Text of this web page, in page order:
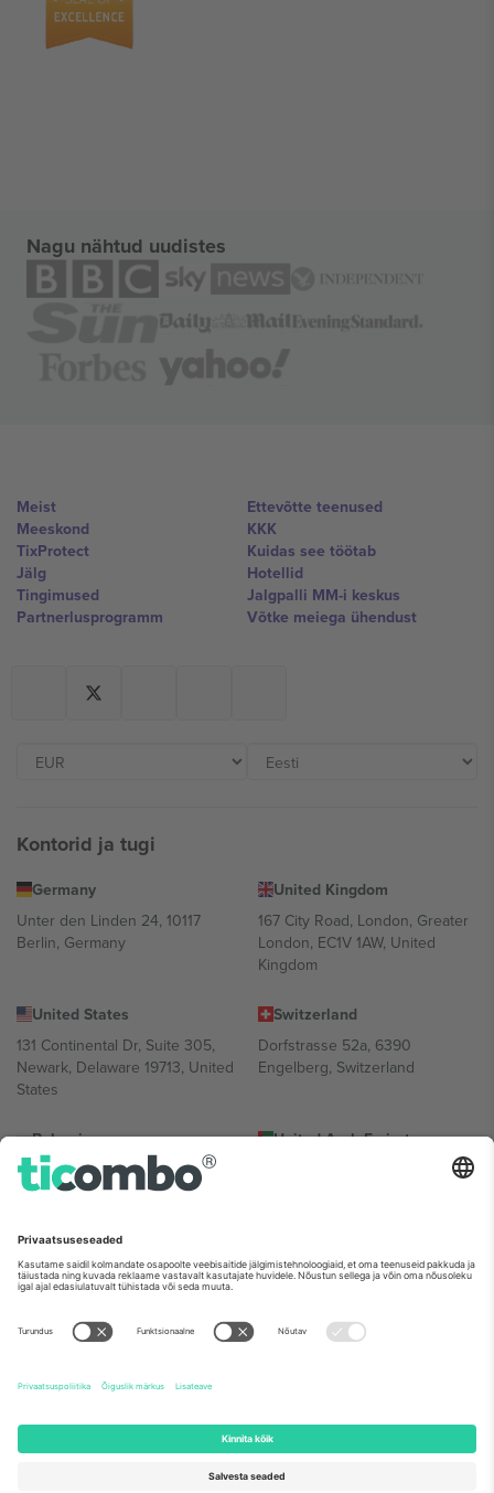
Nagu nähtud uudistes
Meist
Meeskond
TixProtect
Jälg
Tingimused
Partnerlusprogramm
Ettevõtte teenused
KKK
Kuidas see töötab
Hotellid
Jalgpalli MM-i keskus
Võtke meiega ühendust
Kontorid ja tugi
Germany
Unter den Linden 24, 10117
Berlin, Germany
United Kingdom
167 City Road, London, Greater
London, EC1V 1AW, United
Kingdom
United States
131 Continental Dr, Suite 305,
Newark, Delaware 19713, United
States
Switzerland
Dorfstrasse 52a, 6390
Engelberg, Switzerland
Bulgaria
Regus Sofia City West, bul
Totleben 53-55, 1606 Sofia,
United Arab Emirates
UAE Dubai Silicon Oasis, DDP
Mexico
Av Chapultepec 360, Roma
Norte, Cuauhtémoc, 06700
Ciudad de México, CDMX,
sündmusest ja/või domeenist. Detailide jaoks vaata konkreetse
sündmuse lehte, impressumit ja tingimusi.,
2026 Ticombo. Kõik õigused kaitstud.